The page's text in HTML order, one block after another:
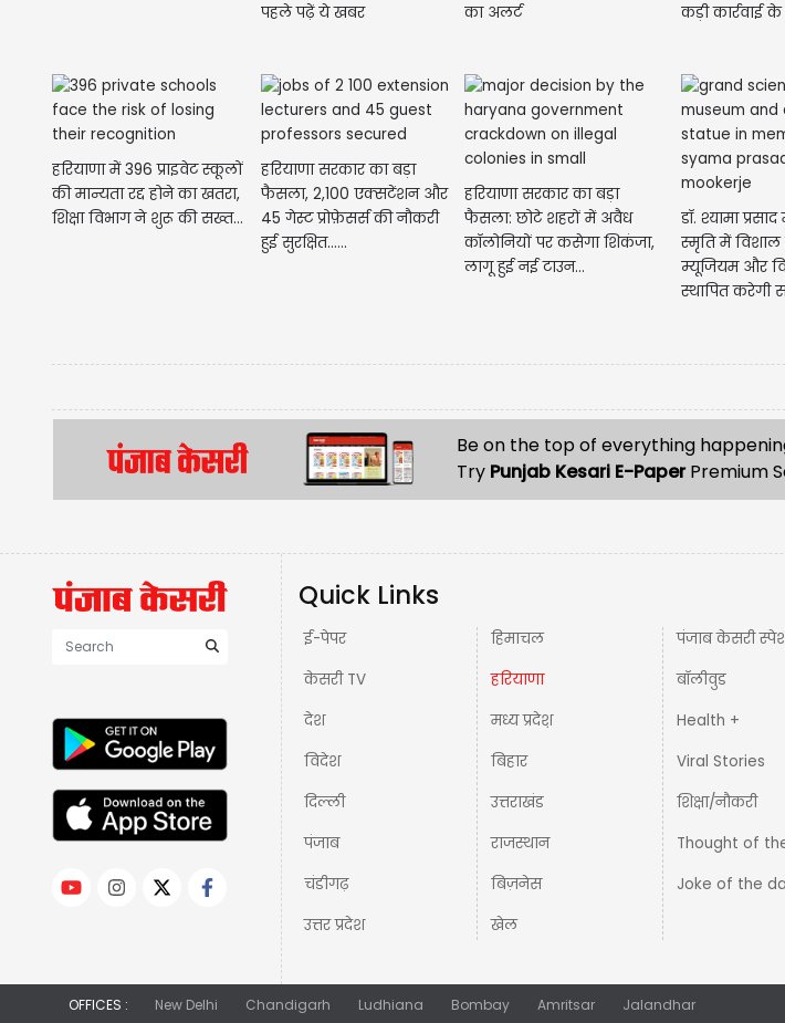
पहले पढ़ें ये खबर
का अलर्ट
कड़ी कार्रवाई के
हरियाणा में 396 प्राइवेट स्कूलों
की मान्यता रद्द होने का खतरा,
शिक्षा विभाग ने शुरू की सख्त...
हरियाणा सरकार का बड़ा
फैसला, 2,100 एक्सटेंशन और
45 गेस्ट प्रोफ़ेसर्स की नौकरी
हुई सुरक्षित......
हरियाणा सरकार का बड़ा
फैसला: छोटे शहरों में अवैध
कॉलोनियों पर कसेगा शिकंजा,
लागू हुई नई टाउन...
डॉ. श्यामा
स्मृति में
म्यूजियम और
स्थापित करेगी
Be on the top of everything
Try Punjab Kesari E-PaperPremium
Quick Links
ई-पेपर
केसरी TV
देश
विदेश
दिल्ली
पंजाब
चंडीगढ़
उत्तर प्रदेश
हिमाचल
हरियाणा
मध्य प्रदेश़
बिहार
उत्तराखंड
राजस्थान
बिज़नेस
खेल
पंजाब केसरी
बॉलीवुड
Health +
Viral Stories
शिक्षा/नौकरी
Thought of
Joke of the
OFFICES : New Delhi Chandigarh Ludhiana Bombay Amritsar Jalandhar